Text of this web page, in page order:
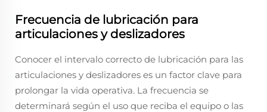
Frecuencia de lubricación para
articulaciones y deslizadores
Conocer el intervalo correcto de lubricación para las
articulaciones y deslizadores es un factor clave para
prolongar la vida operativa. La frecuencia se
determinará según el uso que reciba el equipo o las